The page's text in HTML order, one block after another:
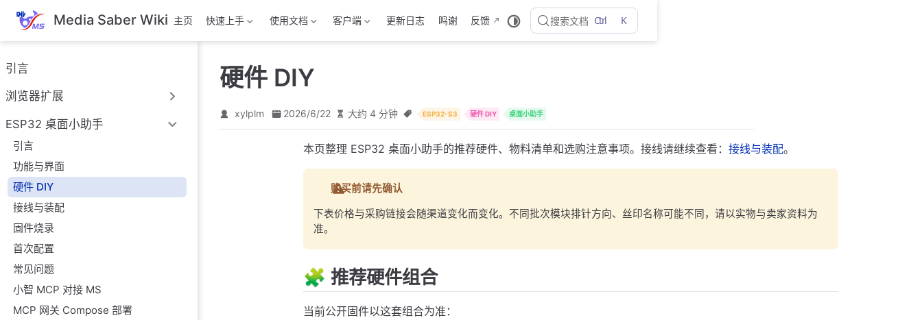
跳
至
主
要
內
容
Media Saber Wiki 主页 快速上手 使用文档 客户端 更新日志 鸣谢 反馈 搜索文档 Ctrl K
引言
浏览器扩展
ESP32 桌面小助手
引言
功能与界面
硬件 DIY
接线与装配
固件烧录
首次配置
常见问题
小智 MCP 对接 MS
MCP 网关 Compose 部署
硬件 DIY
xylplm 2026/6/22 大约 4 分钟 ESP32-S3 硬件 DIY 桌面小助手
本页整理 ESP32 桌面小助手的推荐硬件、物料清单和选购注意事项。接线请继续查看： 接线与装配。
购买前请先确认
下表价格与采购链接会随渠道变化而变化。不同批次模块排针方向、丝印名称可能不同，请以实物与卖家资料为
准。
🧩 推荐硬件组合
当前公开固件以这套组合为准：